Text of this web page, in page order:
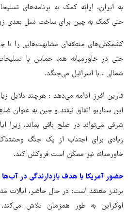
به ایران، ارائه کمک به برنامه‌های
حتی کمک به چین برای ساخت نسل بعدی
کشمکش‌های منطقه‌ای مشابهت‌هایی را با
حتی در خاورمیانه هم، حماس با
شمالی ، با اسرائیل می‌جنگد.
فارین افرز ادامه می‌دهد : هرچند دلایل
این سناریو اتفاق نیفتد و چین به عنوان
شرقی می‌تواند در صلح باقی بماند، زیرا
زیادی برای اجتناب از یک جنگ
خاورمیانه نیز ممکن است فروکش کند.
حضور آمریکا با هدف بازدارندگی در آب‌ها
برندز معتقد است: در حال حاضر، ایالات
اوکراین به طور همزمان تلاش